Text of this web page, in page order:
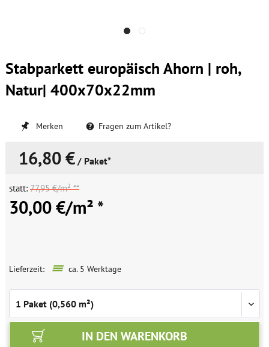
Stabparkett europäisch Ahorn | roh,
Natur| 400x70x22mm
Merken Fragen zum Artikel?
16,80 € / Paket*
statt: 77,95 €/m² **
30,00 €/m² *
Lieferzeit: ca. 5 Werktage
IN DEN WARENKORB